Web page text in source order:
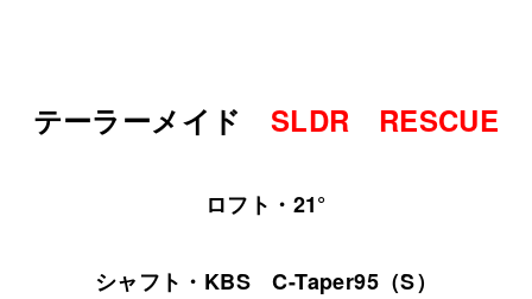
テーラーメイド SLDR RESCUE
ロフト・21°
シャフト・KBS C-Taper95（S）